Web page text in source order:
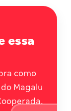
essa
como
Magalu